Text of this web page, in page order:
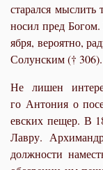
ста­рал­ся
но­сил пред
яб­ря, ве­ро­ят­но,
Со­лун­ским († 306).
Не ли­шен
го Ан­то­ния о
ев­ских пе­щер. В
Лав­ру.
долж­но­сти